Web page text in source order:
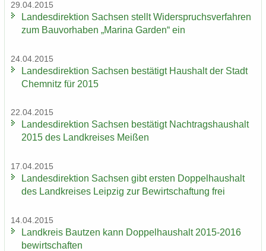
29.04.2015
Lan­des­di­rek­ti­on Sach­sen stellt Wi­der­spruchs­ver­fah­ren
zum Bau­vor­ha­ben „Ma­ri­na Gar­den“ ein
24.04.2015
Lan­des­di­rek­ti­on Sach­sen be­stä­tigt Haus­halt der Stadt
Chem­nitz für 2015
22.04.2015
Lan­des­di­rek­ti­on Sach­sen be­stä­tigt Nach­trags­haus­halt
2015 des Land­krei­ses Mei­ßen
17.04.2015
Lan­des­di­rek­ti­on Sach­sen gibt ers­ten Dop­pel­haus­halt
des Land­krei­ses Leip­zig zur Be­wirt­schaf­tung frei
14.04.2015
Land­kreis Baut­zen kann Dop­pel­haus­halt 2015-2016
be­wirt­schaf­ten